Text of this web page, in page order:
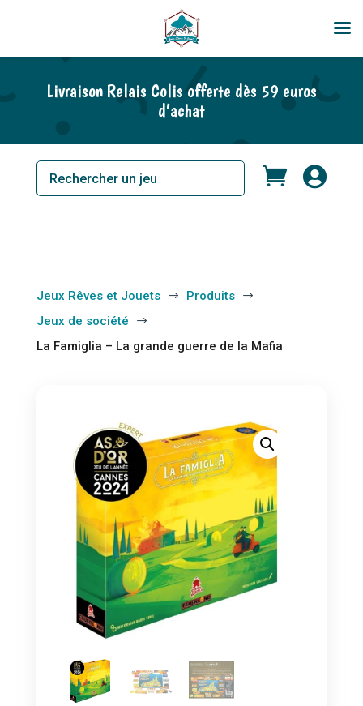
Livraison Relais Colis offerte dès 59 euros
d’achat
 
Jeux Rêves et Jouets $ Produits $
Jeux de société $
La Famiglia – La grande guerre de la Mafia